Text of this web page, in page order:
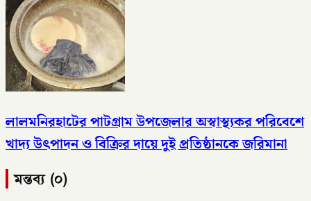
লালমনিরহাটের পাটগ্রাম উপজেলার অস্বাস্থ্যকর পরিবেশে
খাদ্য উৎপাদন ও বিক্রির দায়ে দুই প্রতিষ্ঠানকে জরিমানা
মন্তব্য (০)